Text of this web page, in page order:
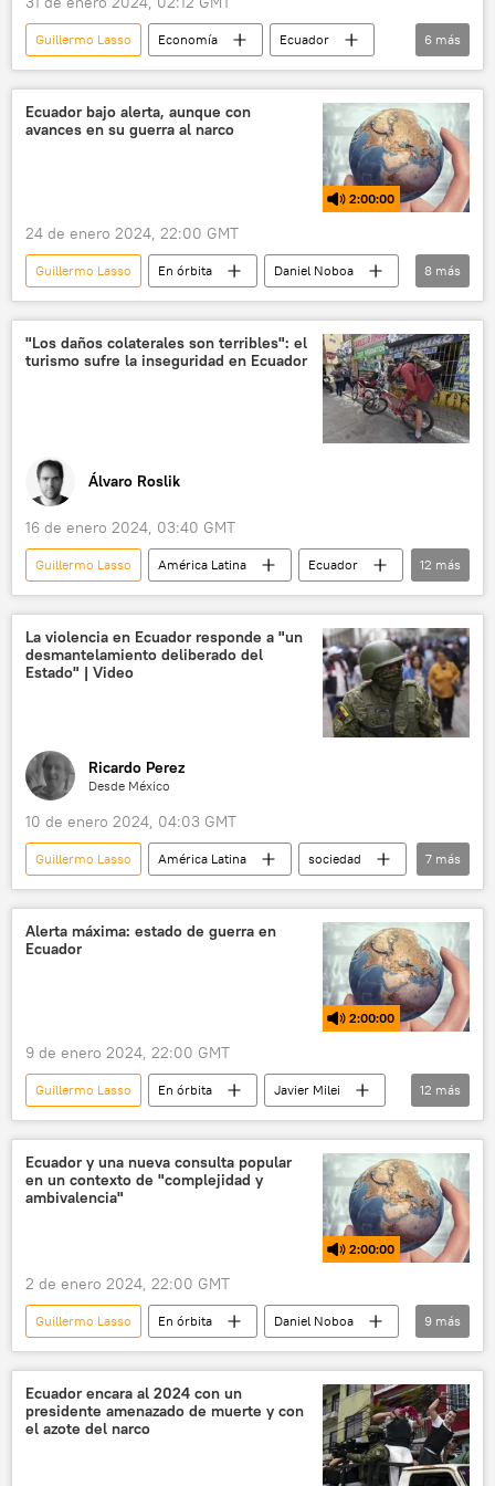
Guillermo Lasso Economía
Ecuador
📰 Crisis de violencia criminal en Ecuador
Lenín Moreno
Fondo Monetario Internacional (FMI)
6 más
Ecuador bajo alerta, aunque con
avances en su guerra al narco
2:00:00
24 de enero 2024, 22:00 GMT
Guillermo Lasso En órbita
Daniel Noboa
Ecuador
Gobierno de Ecuador
📰 Crisis de violencia criminal en Ecuador
Lenín Moreno
Argentina
Perú
8 más
"Los daños colaterales son terribles": el
turismo sufre la inseguridad en Ecuador
Álvaro Roslik
16 de enero 2024, 03:40 GMT
Guillermo Lasso América Latina
Ecuador
📰 Crisis de violencia criminal en Ecuador
seguridad
Daniel Noboa
Guayaquil
🧭 Destinos
turismo
criminalidad
estado de excepción
📈 Mercados y finanzas
12 más
La violencia en Ecuador responde a "un
desmantelamiento deliberado del
Estado" | Video
Ricardo Perez
Desde México
10 de enero 2024, 04:03 GMT
Guillermo Lasso América Latina
sociedad
seguridad
Ecuador
📰 Crisis de violencia criminal en Ecuador
Daniel Noboa
política
7 más
Alerta máxima: estado de guerra en
Ecuador
2:00:00
9 de enero 2024, 22:00 GMT
Guillermo Lasso En órbita
Javier Milei
Daniel Noboa
Ecuador
Quito
Partido Socialista Unido de Venezuela (PSUV)
Gobierno de Ecuador
Asamblea Nacional de Ecuador
📰 Juicio político contra Guillermo Lasso
Diosdado Cabello
Nicolás Maduro
María Corina Machado
12 más
Ecuador y una nueva consulta popular
en un contexto de "complejidad y
ambivalencia"
2:00:00
2 de enero 2024, 22:00 GMT
Guillermo Lasso En órbita
Daniel Noboa
Uruguay
Ecuador
Gobierno de Ecuador
Policía de Ecuador
Asamblea Nacional de Ecuador
9 más
Ecuador encara al 2024 con un
presidente amenazado de muerte y con
el azote del narco